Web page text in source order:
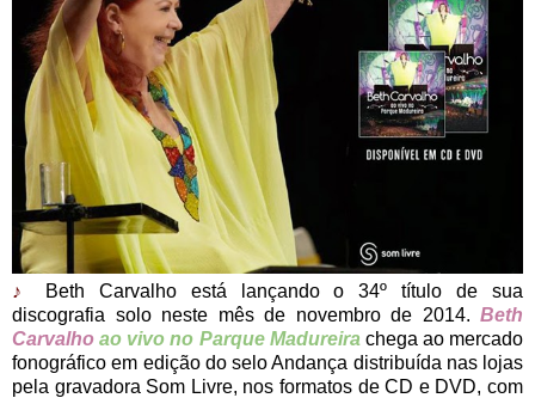
♪
Beth Carvalho está lançando o 34º título de sua
discografia solo neste mês de novembro de 2014. Beth
Carvalho ao vivo no Parque Madureira chega ao mercado
fonográfico em edição do selo Andança distribuída nas lojas
pela gravadora Som Livre, nos formatos de CD e DVD, com